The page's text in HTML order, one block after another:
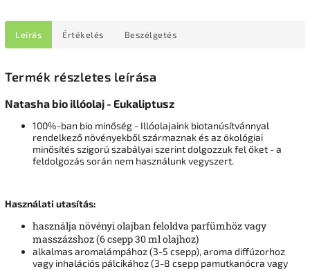
Leírás Értékelés Beszélgetés
Termék részletes leírása
Natasha bio illóolaj - Eukaliptusz
100%-ban bio minőség - Illóolajaink biotanúsítvánnyal
rendelkező növényekből származnak és az ökológiai
minősítés szigorú szabályai szerint dolgozzuk fel őket - a
feldolgozás során nem használunk vegyszert.
Használati utasítás:
használja növényi olajban feloldva parfümhöz vagy
masszázshoz (6 csepp 30 ml olajhoz)
alkalmas aromalámpához (3-5 csepp), aroma diffúzorhoz
vagy inhalációs pálcikához (3-8 csepp pamutkanócra vagy